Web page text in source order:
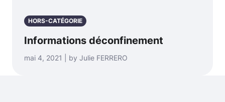
HORS-CATÉGORIE
Informations déconfinement
mai 4, 2021 | by Julie FERRERO